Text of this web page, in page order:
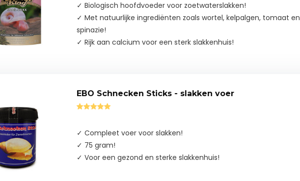
✓ Biologisch hoofdvoeder voor zoetwaterslakken!
✓ Met natuurlijke ingrediënten zoals wortel, kelpalgen, tomaat en
spinazie!
✓ Rijk aan calcium voor een sterk slakkenhuis!
EBO Schnecken Sticks - slakken voer
✓ Compleet voer voor slakken!
✓ 75 gram!
✓ Voor een gezond en sterke slakkenhuis!